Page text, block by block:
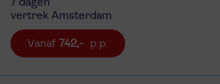
vertrek Amsterdam
742,-